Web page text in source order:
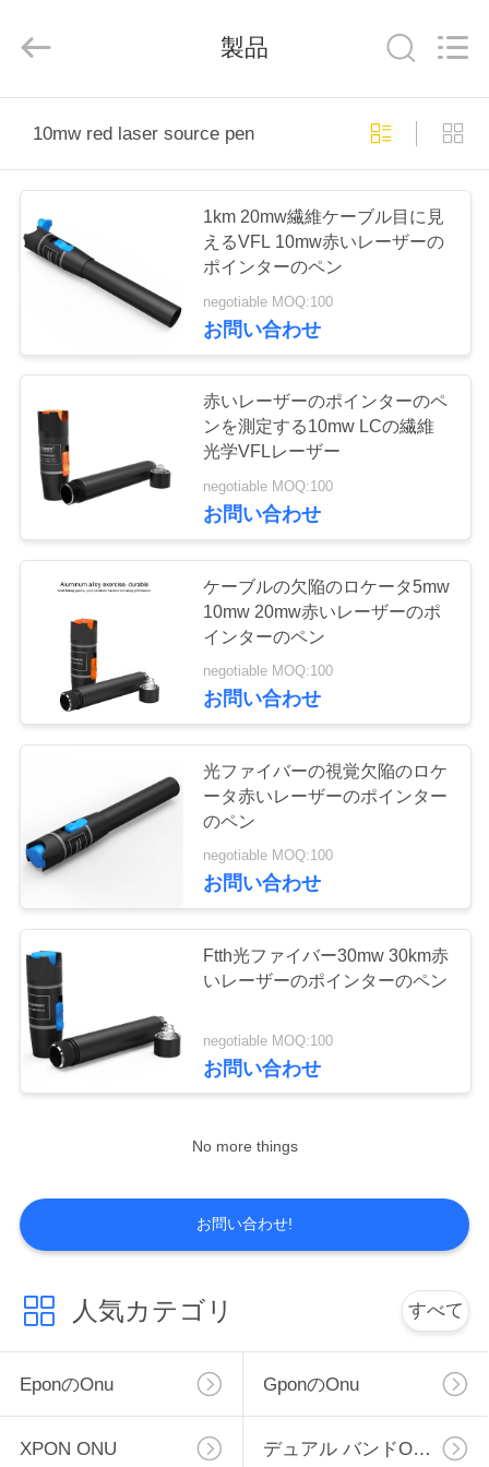
プ
ロ
ト
に
工
行
品
質
管
達
に
絡
し
な
Technology
Rights
製品
10mw red laser source pen
1km 20mw繊維ケーブル目に見
えるVFL 10mw赤いレーザーの
ポインターのペン
negotiable MOQ:100
お問い合わせ
赤いレーザーのポインターのペ
ンを測定する10mw LCの繊維
光学VFLレーザー
negotiable MOQ:100
お問い合わせ
ケーブルの欠陥のロケータ5mw
10mw 20mw赤いレーザーのポ
インターのペン
negotiable MOQ:100
お問い合わせ
光ファイバーの視覚欠陥のロケ
ータ赤いレーザーのポインター
のペン
negotiable MOQ:100
お問い合わせ
Ftth光ファイバー30mw 30km赤
いレーザーのポインターのペン
negotiable MOQ:100
お問い合わせ
No more things
お問い合わせ!
人気カテゴリ すべて
Eponのonu Gponのonu
XPON ONU デュアル バンドONU